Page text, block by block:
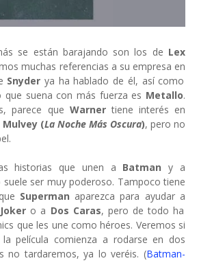
se están barajando son los de Lex
muchas referencias a su empresa en
Snyder ya ha hablado de él, así como
que suena con más fuerza es Metallo.
parece que Warnertiene interés en
Mulvey (La Noche Más Oscura), pero no
historias que unen a Batman y a
suele ser muy poderoso. Tampoco tiene
Superman aparezca para ayudar a
Joker o a Dos Caras, pero de todo ha
que les une como héroes. Veremos si
película comienza a rodarse en dos
no tardaremos, ya lo veréis. (Batman-